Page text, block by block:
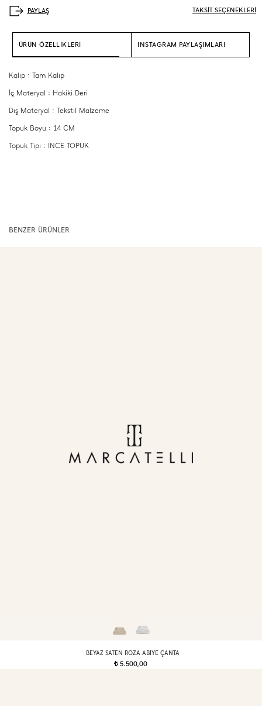
TAKSİT SEÇENEKLERİ
ÜRÜN ÖZELLİKLERİ INSTAGRAM PAYLAŞIMLARI
Kalıp : Tam Kalıp
İç Materyal : Hakiki Deri
Dış Materyal : Tekstil Malzeme
Topuk Boyu : 14 CM
Topuk Tipi : İNCE TOPUK
BENZER ÜRÜNLER
BEYAZ SATEN ROZA ABIYE ÇANTA
t5.500,00